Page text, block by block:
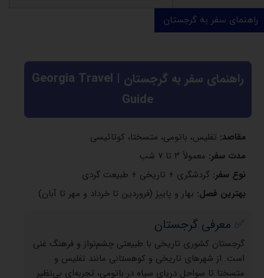
راهنمای سفر به گرجستان
راهنمای سفر به گرجستان | Georgia Travel
Guide
مقاصد: تفلیس، باتومی، متسختا، کوتائیسی
مدت سفر: معمولاً ۳ تا ۷ شب
نوع سفر: گردشگری + تاریخی + طبیعت گردی
بهترین فصل: بهار و پاییز (فروردین تا خرداد و مهر تا آبان)
✅ معرفی گرجستان
گرجستان کشوری تاریخی با طبیعتی چشم‌نواز و فرهنگ غنی
است. از شهرهای تاریخی و کوهستانی مانند تفلیس و
متسختا تا سواحل دریای سیاه در باتومی، تجربه‌ای بی‌نظیر